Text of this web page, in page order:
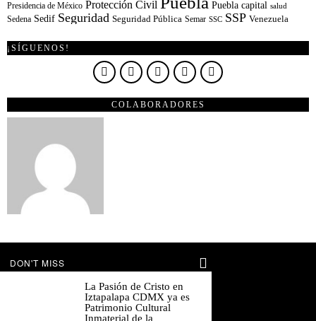
Presidencia de México Protección Civil Puebla capital salud
Sedena Sedif Seguridad Seguridad Pública Semar SSC SSP Venezuela
¡SÍGUENOS!
COLABORADORES
DON'T MISS
La Pasión de Cristo en
Iztapalapa CDMX ya es
Patrimonio Cultural
Inmaterial de la